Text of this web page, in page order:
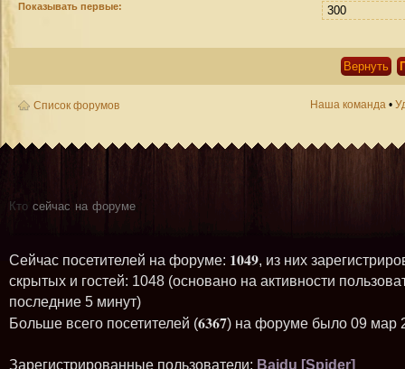
Показывать первые:
Список форумов Наша команда •
Кто сейчас на форуме
Сейчас посетителей на форуме: 1049, из них
скрытых и гостей: 1048 (основано на активности
последние 5 минут)
Больше всего посетителей (6367) на форуме было 09 мар
Зарегистрированные пользователи: Baidu [Spider]